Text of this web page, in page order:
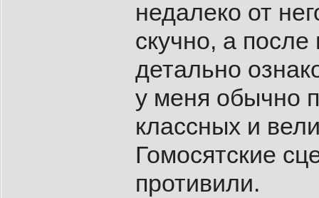
недалеко от
скучно, а
детально
у меня обычно
классных и
Гомосятские
противили.